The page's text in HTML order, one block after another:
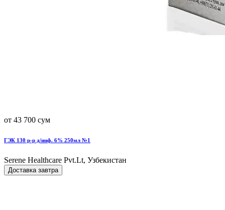
от 43 700 сум
ГЭК 130 р-р д/инф. 6% 250мл №1
Serene Healthcare Pvt.Lt, Узбекистан
Доставка завтра